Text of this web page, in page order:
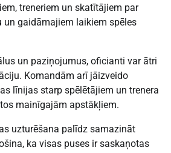
treneriem un skatītājiem par
un gaidāmajiem laikiem spēles
un paziņojumus, oficianti var ātri
Komandām arī jāizveido
līnijas starp spēlētājiem un trenera
mainīgajām apstākļiem.
uzturēšana palīdz samazināt
ka visas puses ir saskaņotas